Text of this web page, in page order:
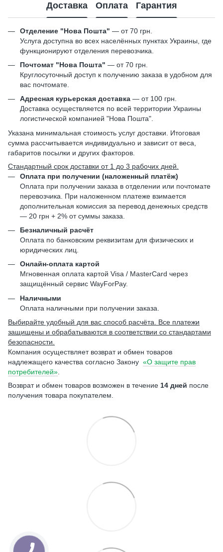
Доставка Оплата Гарантия
Отделение "Нова Пошта" — от 70 грн.
Услуга доступна во всех населённых пунктах Украины, где
функционируют отделения перевозчика.
Почтомат "Нова Пошта" — от 70 грн.
Круглосуточный доступ к получению заказа в удобном для
вас почтомате.
Адресная курьерская доставка — от 100 грн.
Доставка осуществляется по всей территории Украины
логистической компанией "Нова Пошта".
Указана минимальная стоимость услуг доставки. Итоговая
сумма рассчитывается индивидуально и зависит от веса,
габаритов посылки и других факторов.
Стандартный срок доставки от 1 до 3 рабочих дней.
Оплата при получении (наложенный платёж)
Оплата при получении заказа в отделении или почтомате
перевозчика. При наложенном платеже взимается
дополнительная комиссия за перевод денежных средств
— 20 грн + 2% от суммы заказа.
Безналичный расчёт
Оплата по банковским реквизитам для физических и
юридических лиц.
Онлайн-оплата картой
Мгновенная оплата картой Visa / MasterCard через
защищённый сервис WayForPay.
Наличными
Оплата наличными при получении заказа.
Выбирайте удобный для вас способ расчёта. Все платежи
защищены и обрабатываются в соответствии со стандартами
безопасности.
Компания осуществляет возврат и обмен товаров
надлежащего качества согласно Закону «О защите прав
потребителей».
Возврат и обмен товаров возможен в течение 14 дней после
получения товара покупателем.